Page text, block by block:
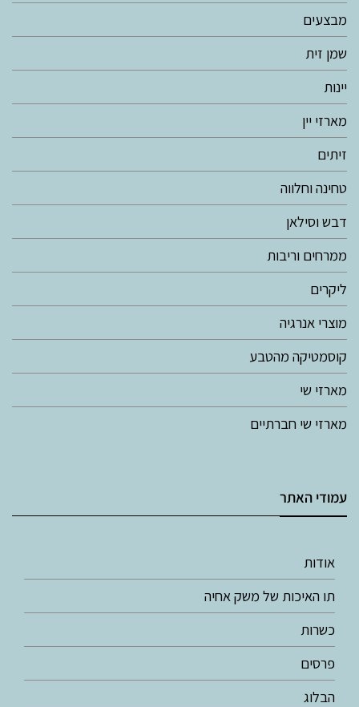
מבצעים
שמן זית
יינות
מארזי יין
זיתים
טחינה וחלווה
דבש וסילאן
ממרחים וריבות
ליקרים
מוצרי אנרגיה
קוסמטיקה מהטבע
מארזי שי
מארזי שי חברתיים
עמודי האתר
אודות
תו האיכות של משק אחיה
כשרות
פרסים
הבלוג